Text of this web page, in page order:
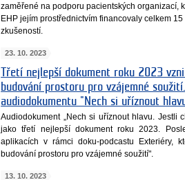
zaměřené na podporu pacientských organizací,
EHP jejím prostřednictvím financovaly celkem
zkušeností.
23. 10. 2023
Třetí nejlepší dokument roku 2023
budování prostoru pro vzájemné
audiodokumentu "Nech si uříznout
Audiodokument „Nech si uříznout hlavu. Jestli
jako třetí nejlepší dokument roku 2023.
aplikacích v rámci doku-podcastu Exteriéry,
budování prostoru pro vzájemné soužití".
13. 10. 2023